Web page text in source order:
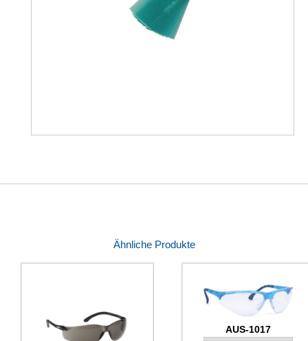
Ähnliche Produkte
AUS-1017